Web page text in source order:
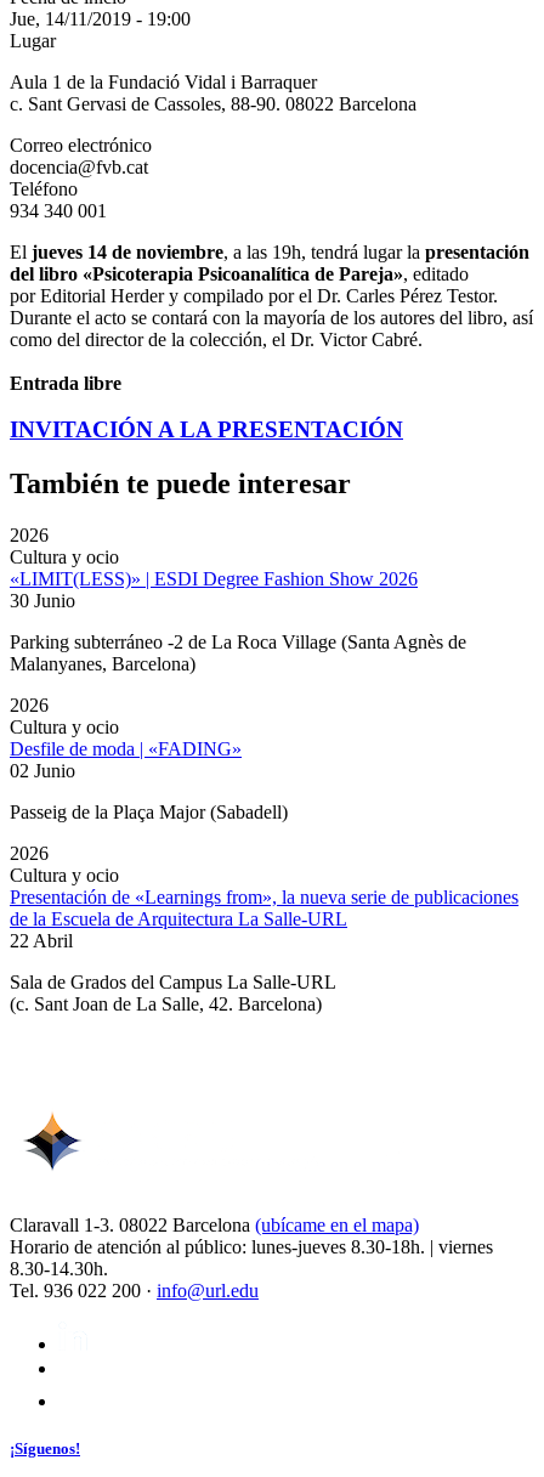
Jue, 14/11/2019 - 19:00
Lugar
Aula 1 de la Fundació Vidal i Barraquer
c. Sant Gervasi de Cassoles, 88-90. 08022 Barcelona
Correo electrónico
docencia@fvb.cat
Teléfono
934 340 001
El jueves 14 de noviembre, a las 19h, tendrá lugar la presentación
del libro «Psicoterapia Psicoanalítica de Pareja», editado
por Editorial Herder y compilado por el Dr. Carles Pérez Testor.
Durante el acto se contará con la mayoría de los autores del libro, así
como del director de la colección, el Dr. Victor Cabré.
Entrada libre
INVITACIÓN A LA PRESENTACIÓN
También te puede interesar
2026
Cultura y ocio
«LIMIT(LESS)» | ESDI Degree Fashion Show 2026
30 Junio
Parking subterráneo -2 de La Roca Village (Santa Agnès de
Malanyanes, Barcelona)
2026
Cultura y ocio
Desfile de moda | «FADING»
02 Junio
Passeig de la Plaça Major (Sabadell)
2026
Cultura y ocio
Presentación de «Learnings from», la nueva serie de publicaciones
de la Escuela de Arquitectura La Salle-URL
22 Abril
Sala de Grados del Campus La Salle-URL
(c. Sant Joan de La Salle, 42. Barcelona)
Claravall 1-3. 08022 Barcelona (ubícame en el mapa)
Horario de atención al público: lunes-jueves 8.30-18h. | viernes
8.30-14.30h.
Tel. 936 022 200 · info@url.edu
¡Síguenos!